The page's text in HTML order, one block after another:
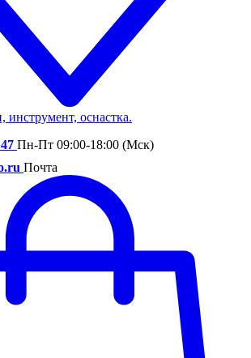
оснастка.
Пн-Пт 09:00-18:00 (Мск)
Почта